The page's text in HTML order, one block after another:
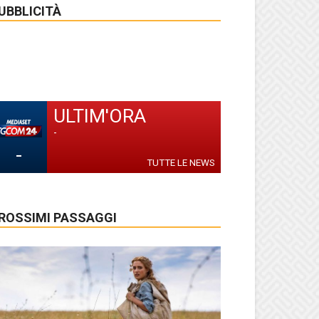
-
ULTIM'ORA
-
TUTTE LE NEWS
PASSAGGI